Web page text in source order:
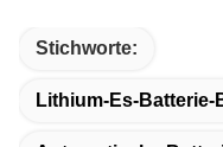
Stichworte:
Lithium-Es-Batterie-